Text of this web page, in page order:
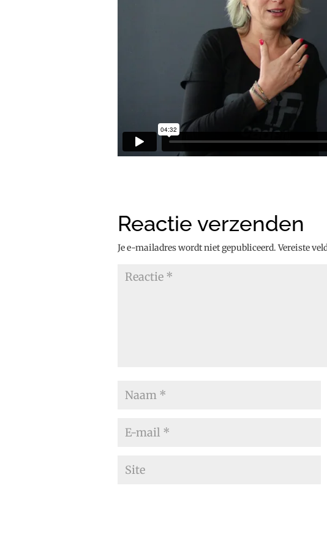
Reactie verzenden
Je e-mailadres wordt niet gepubliceerd. Vereiste